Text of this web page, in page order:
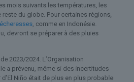
mois suivants les températures, les
du globe. Pour certaines régions,
, comme en Indonésie.
devront se préparer à des pluies
2023/2024. L’Organisation
a prévenu, même si des incertitudes
Niño était de plus en plus probable